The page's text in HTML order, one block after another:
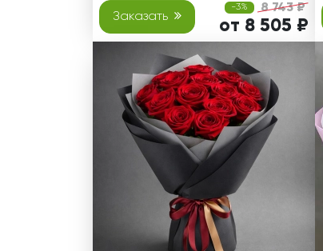
Заказать
-3% 8 743 ₽
от 8 505 ₽